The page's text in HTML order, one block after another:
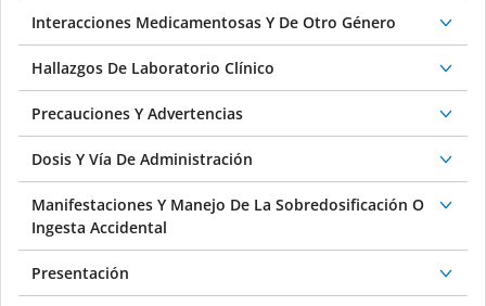
Interacciones Medicamentosas Y De Otro Género
Hallazgos De Laboratorio Clínico
Precauciones Y Advertencias
Dosis Y Vía De Administración
Manifestaciones Y Manejo De La Sobredosificación O
Ingesta Accidental
Presentación